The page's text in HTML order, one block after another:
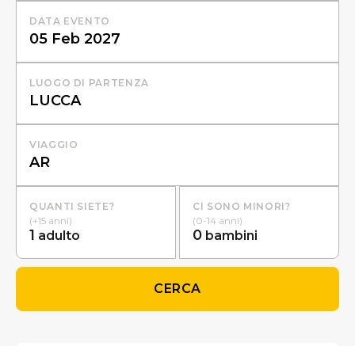
DATA EVENTO
LUOGO DI PARTENZA
VIAGGIO
QUANTI SIETE?
(+15 anni)
1 adulto
CI SONO MINORI?
(0-14 anni)
0 bambini
CERCA